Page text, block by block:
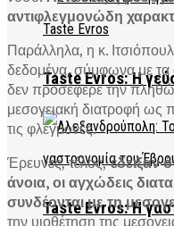
Taste Evros: Η
Taste Evros: Η
αντιφλεγμονώδη
Παράλληλα, η κ.
δεδομένα, σύμφωνα με τα
δεν προσέφερε την
μεσογειακή διατροφή ως
τις φλεγμονές.
Έρευνες, τέλος,έδειξαν
άνοια, οι αγχώδεις
συνδέονται με τη
την υιοθέτηση της